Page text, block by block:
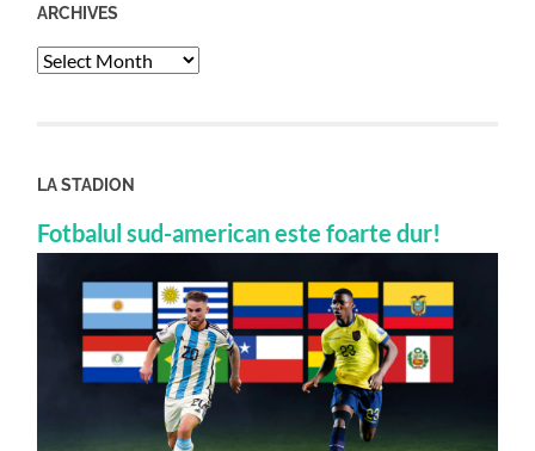
ARCHIVES
Archives
LA STADION
Fotbalul sud-american este foarte dur!